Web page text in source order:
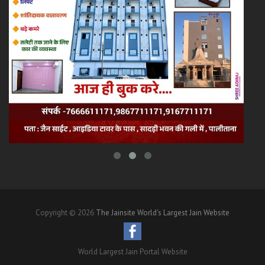
Copyright © 2026 The Jainsite World's Largest Jain Website
World Largest Jain Portal Website